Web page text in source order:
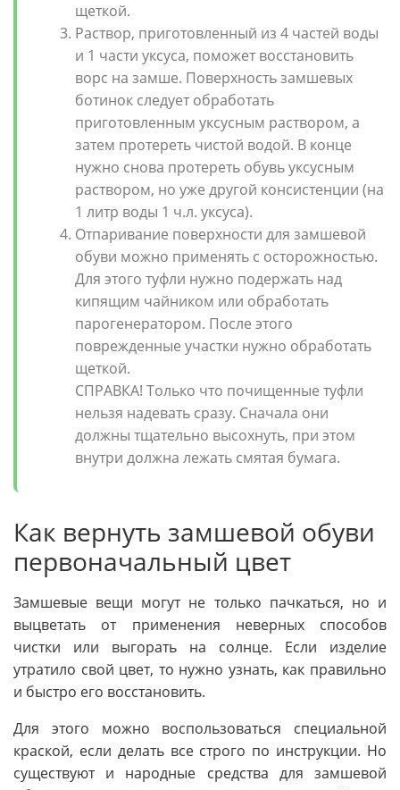
щеткой.
Раствор, приготовленный из 4 частей воды
и 1 части уксуса, поможет восстановить
ворс на замше. Поверхность замшевых
ботинок следует обработать
приготовленным уксусным раствором, а
затем протереть чистой водой. В конце
нужно снова протереть обувь уксусным
раствором, но уже другой консистенции (на
1 литр воды 1 ч.л. уксуса).
Отпаривание поверхности для замшевой
обуви можно применять с осторожностью.
Для этого туфли нужно подержать над
кипящим чайником или обработать
парогенератором. После этого
поврежденные участки нужно обработать
щеткой.
СПРАВКА! Только что почищенные туфли
нельзя надевать сразу. Сначала они
должны тщательно высохнуть, при этом
внутри должна лежать смятая бумага.
Как вернуть замшевой обуви
первоначальный цвет
Замшевые вещи могут не только пачкаться, но и
выцветать от применения неверных способов
чистки или выгорать на солнце. Если изделие
утратило свой цвет, то нужно узнать, как правильно
и быстро его восстановить.
Для этого можно воспользоваться специальной
краской, если делать все строго по инструкции. Но
существуют и народные средства для замшевой